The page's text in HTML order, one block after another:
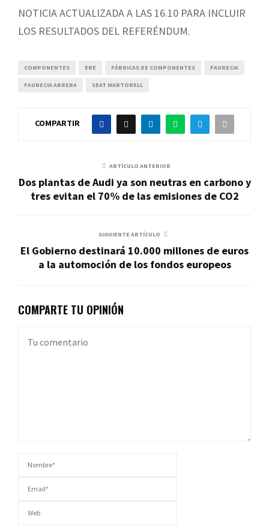
NOTICIA ACTUALIZADA A LAS 16.10 PARA INCLUIR
LOS RESULTADOS DEL REFERÉNDUM.
COMPONENTES ERE FÁBRICAS DE COMPONENTES FAURECIA
FAURECIA ABRERA SEAT MARTORELL
COMPARTIR
ARTÍCULO ANTERIOR
Dos plantas de Audi ya son neutras en carbono y
tres evitan el 70% de las emisiones de CO2
SIGUIENTE ARTÍCULO
El Gobierno destinará 10.000 millones de euros
a la automoción de los fondos europeos
COMPARTE TU OPINIÓN